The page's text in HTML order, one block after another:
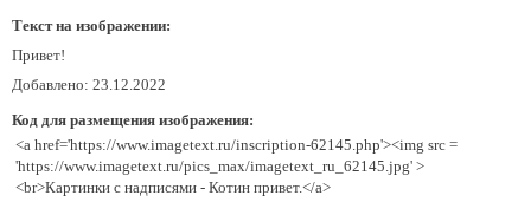
Текст на изображении:
Привет!
Добавлено: 23.12.2022
Код для размещения изображения:
<a href='https://www.imagetext.ru/inscription-62145.php'><img src =
'https://www.imagetext.ru/pics_max/imagetext_ru_62145.jpg' >
<br>Картинки с надписями - Котин привет.</a>